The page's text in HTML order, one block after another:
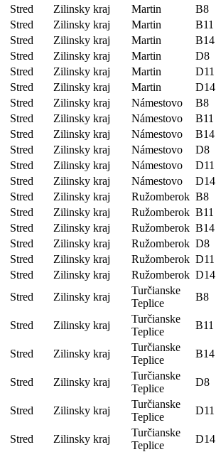
Stred
Zilinsky kraj Martin B8
Stred
Zilinsky kraj Martin B11
Stred
Zilinsky kraj Martin B14
Stred
Zilinsky kraj Martin D8
Stred
Zilinsky kraj Martin D11
Stred
Zilinsky kraj Martin D14
Stred
Zilinsky kraj Námestovo B8
Stred
Zilinsky kraj Námestovo B11
Stred
Zilinsky kraj Námestovo B14
Stred
Zilinsky kraj Námestovo D8
Stred
Zilinsky kraj Námestovo D11
Stred
Zilinsky kraj Námestovo D14
Stred
Zilinsky kraj Ružomberok B8
Stred
Zilinsky kraj Ružomberok B11
Stred
Zilinsky kraj Ružomberok B14
Stred
Zilinsky kraj Ružomberok D8
Stred
Zilinsky kraj Ružomberok D11
Stred
Zilinsky kraj Ružomberok D14
Stred
Zilinsky kraj
Turčianske
Teplice
B8
Stred Zilinsky kraj
Turčianske
Teplice
B11
Stred Zilinsky kraj
Turčianske
Teplice
B14
Stred Zilinsky kraj
Turčianske
Teplice
D8
Stred Zilinsky kraj
Turčianske
Teplice
D11
Stred Zilinsky kraj
Turčianske
Teplice
D14